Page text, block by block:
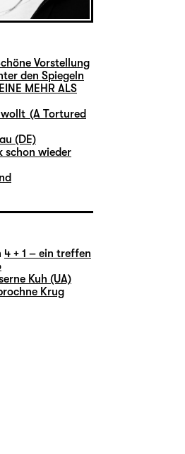
Vorstellung
den Spiegeln
MEHR ALS
(A Tortured
(DE)
schon wieder
4 + 1 – ein treffen
Kuh (UA)
Krug